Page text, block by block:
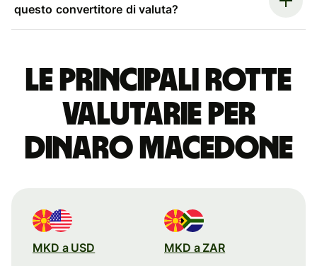
questo convertitore di valuta?
Le principali rotte
valutarie per
dinaro macedone
MKD a USD MKD a ZAR